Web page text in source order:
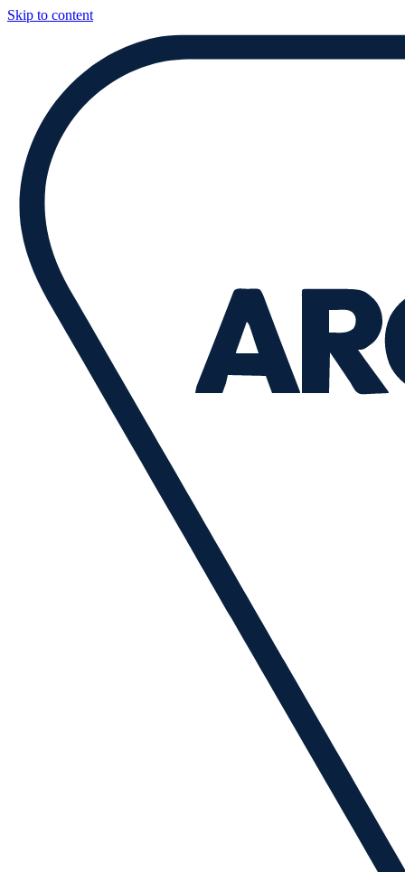
Skip to content